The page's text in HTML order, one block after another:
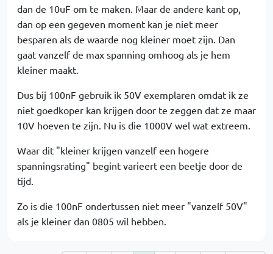
dan de 10uF om te maken. Maar de andere kant op,
dan op een gegeven moment kan je niet meer
besparen als de waarde nog kleiner moet zijn. Dan
gaat vanzelf de max spanning omhoog als je hem
kleiner maakt.
Dus bij 100nF gebruik ik 50V exemplaren omdat ik ze
niet goedkoper kan krijgen door te zeggen dat ze maar
10V hoeven te zijn. Nu is die 1000V wel wat extreem.
Waar dit "kleiner krijgen vanzelf een hogere
spanningsrating" begint varieert een beetje door de
tijd.
Zo is die 100nF ondertussen niet meer "vanzelf 50V"
als je kleiner dan 0805 wil hebben.